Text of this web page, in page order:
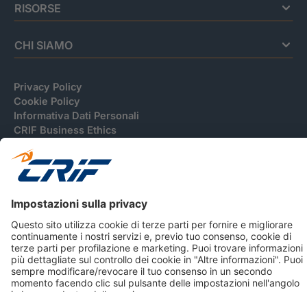
RISORSE
CHI SIAMO
Privacy Policy
Cookie Policy
Informativa Dati Personali
CRIF Business Ethics
Informativa Privacy Relativa Al Sistema Di Informazioni
Creditizie
© 2026 CRIF S.p.A. Tutti i diritti riservati.
Via della Beverara, 21 / 40131 Bologna / Italy Cap. Soc.
sottoscritto € 51.941.235,00 di cui versato € 51.806.190,00 |
R.E.A. n° 410952 | Reg. Impr. Bo, C.F. e P.IVA 02083271201